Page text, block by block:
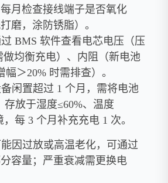
月检查接线端子是否氧化
磨，涂防锈脂）。
BMS 软件查看电芯电压（压
做均衡充电）、内阻（新电池
＞20% 时需排查）。
闲置超过 1 个月，需将电池
存放于湿度≤60%、温度
每 3 个月补充充电 1 次。
因过放或高温老化，可通过
容量；严重衰减需更换电